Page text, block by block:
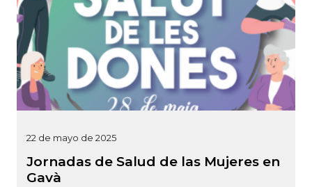
22 de mayo de 2025
Jornadas de Salud de las Mujeres en
Gavà